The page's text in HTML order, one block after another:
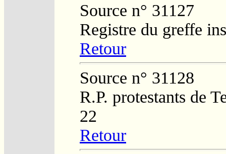
Source n° 31127
Registre du greffe
Retour
Source n° 31128
R.P. protestants de
22
Retour